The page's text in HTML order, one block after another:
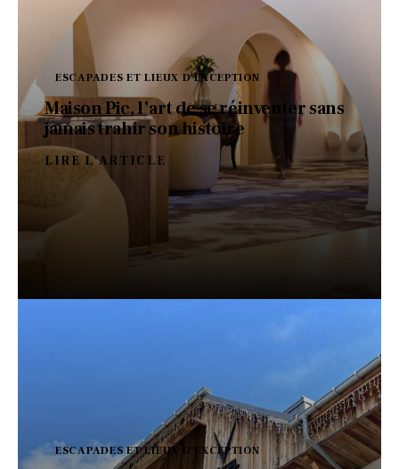
ESCAPADES ET LIEUX D'EXCEPTION
Maison Pic, l’art de se réinventer sans
jamais trahir son histoire
LIRE L'ARTICLE
ESCAPADES ET LIEUX D'EXCEPTION